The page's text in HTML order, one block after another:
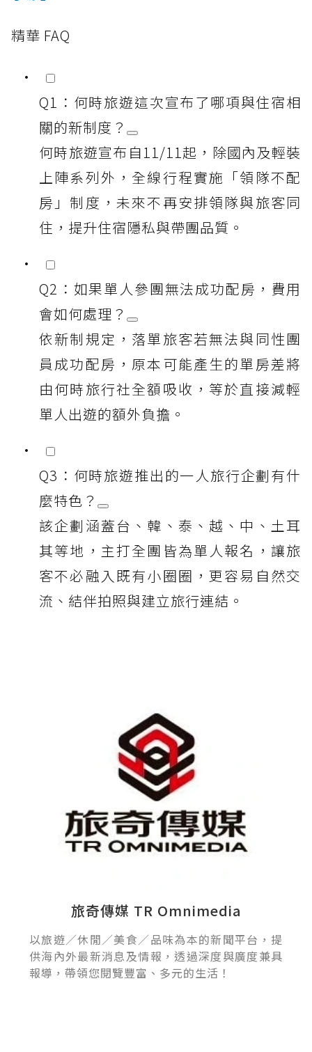
精華 FAQ
Q1：何時旅遊這次宣布了哪項與住宿相
關的新制度？
何時旅遊宣布自11/11起，除國內及輕裝
上陣系列外，全線行程實施「領隊不配
房」制度，未來不再安排領隊與旅客同
住，提升住宿隱私與帶團品質。
Q2：如果單人參團無法成功配房，費用
會如何處理？
依新制規定，落單旅客若無法與同性團
員成功配房，原本可能產生的單房差將
由何時旅行社全額吸收，等於直接減輕
單人出遊的額外負擔。
Q3：何時旅遊推出的一人旅行企劃有什
麼特色？
該企劃涵蓋台、韓、泰、越、中、土耳
其等地，主打全團皆為單人報名，讓旅
客不必融入既有小圈圈，更容易自然交
流、結伴拍照與建立旅行連結。
旅奇傳媒 TR Omnimedia
以旅遊／休閒／美食／品味為本的新聞平台，提
供海內外最新消息及情報，透過深度與廣度兼具
報導，帶領您閱覽豐富、多元的生活！